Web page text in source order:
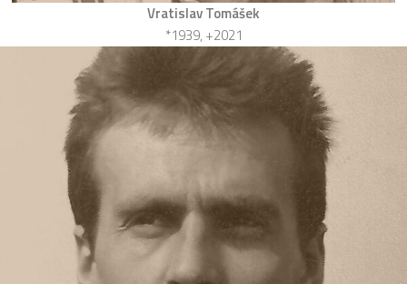
Vratislav Tomášek
*1939, +2021